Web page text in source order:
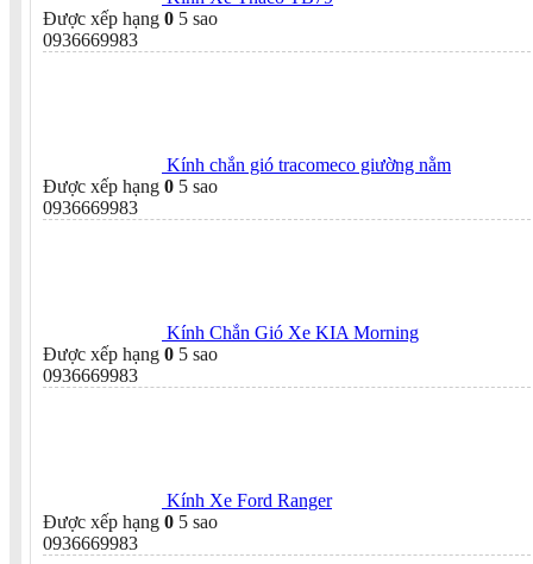
Được xếp hạng 0 5 sao
0936669983
Kính chắn gió tracomeco giường nằm
Được xếp hạng 0 5 sao
0936669983
Kính Chắn Gió Xe KIA Morning
Được xếp hạng 0 5 sao
0936669983
Kính Xe Ford Ranger
Được xếp hạng 0 5 sao
0936669983